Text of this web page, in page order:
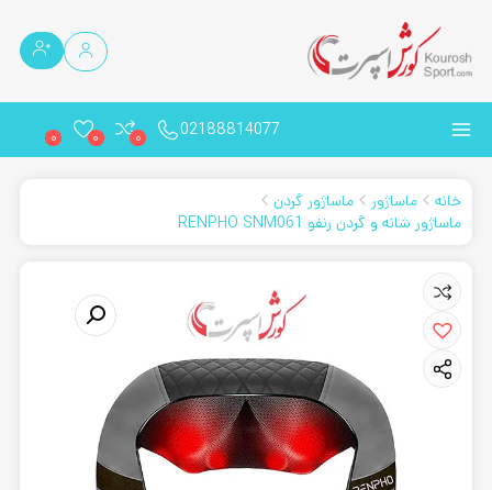
02188814077
0
0
0
خانه ماساژور
ماساژور گردن
ماساژور شانه و گردن رنفو RENPHO SNM061